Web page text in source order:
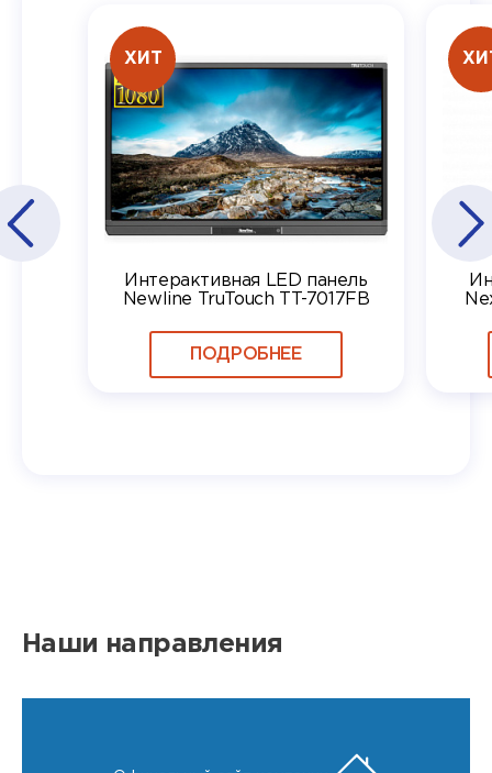
ХИТ
Интерактивная LED панель
Newline TruTouch TT-7017FB
ПОДРОБНЕЕ
Наши направления